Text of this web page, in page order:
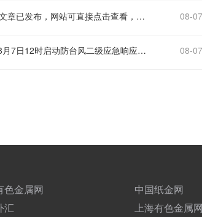
【VIP精选文章提醒】推析图：非农前后，黄金重要价格分析（本文为析若独家原创分析）（文章已发布，网站可直接点击查看，APP需到VIP专区查看） 08-
【福建启动防台风二级应急响应 沿海19条航线停航】 为了防御台风“白海豚”，福建海事局于8月7日12时启动防台风二级应急响应。福建海事局以宁德、福州海域为防御重点，以平潭、莆田作为外围防御区域，对客渡运航线、海上施工作业项目、港口码头等实施“关停撤转”“一船一策”落实到位。目前，福建沿海115个水工项目全部停工，290艘施工船全部进入安全水域避风。泉州市以北19条客渡运航线已停航，其中两马、黄马两条两岸“小三通”客运航线停航。（央视新闻） 08-
色金属网 中国纸金网
汇 上海有色金属网